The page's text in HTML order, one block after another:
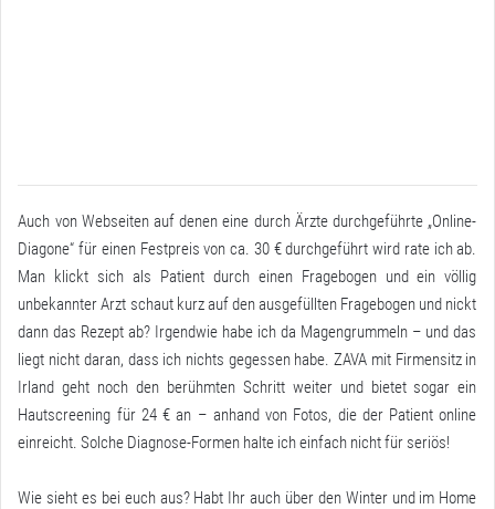
Auch von Webseiten auf denen eine durch Ärzte durchgeführte „Online-
Diagone“ für einen Festpreis von ca. 30 € durchgeführt wird rate ich ab.
Man klickt sich als Patient durch einen Fragebogen und ein völlig
unbekannter Arzt schaut kurz auf den ausgefüllten Fragebogen und nickt
dann das Rezept ab? Irgendwie habe ich da Magengrummeln – und das
liegt nicht daran, dass ich nichts gegessen habe. ZAVA mit Firmensitz in
Irland geht noch den berühmten Schritt weiter und bietet sogar ein
Hautscreening für 24 € an – anhand von Fotos, die der Patient online
einreicht. Solche Diagnose-Formen halte ich einfach nicht für seriös!
Wie sieht es bei euch aus? Habt Ihr auch über den Winter und im Home